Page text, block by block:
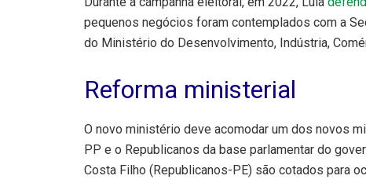
pequenos negócios foram contemplados com a
do Ministério do Desenvolvimento, Indústria,
Reforma ministerial
O novo ministério deve acomodar um dos novos
PP e o Republicanos da base parlamentar do
Costa Filho (Republicanos-PE) são cotados para